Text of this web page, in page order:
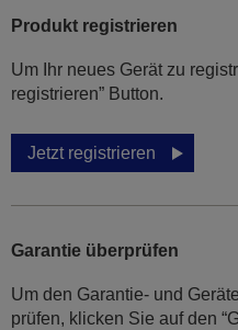
Produkt registrieren
Um Ihr neues Gerät zu
registrieren” Button.
Jetzt registrieren
Garantie überprüfen
Um den Garantie- und
prüfen, klicken Sie auf den